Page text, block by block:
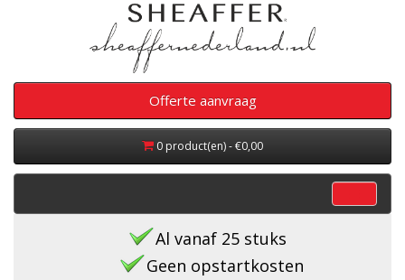
Offerte aanvraag
0 product(en) - €0,00
Al vanaf 25 stuks
Geen opstartkosten